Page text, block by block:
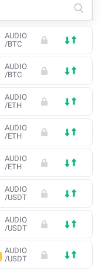
AUDIO
/BTC
AUDIO
/BTC
AUDIO
/ETH
AUDIO
/ETH
AUDIO
/ETH
AUDIO
/USDT
AUDIO
/USDT
AUDIO
/USDT